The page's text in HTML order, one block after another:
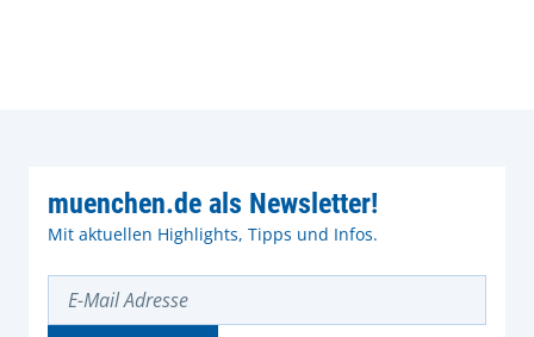
muenchen.de als Newsletter!
Mit aktuellen Highlights, Tipps und Infos.